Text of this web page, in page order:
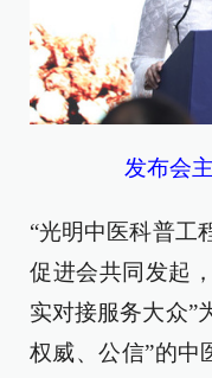
发布会
“光明中医科普工
促进会共同发起
实对接服务大众”
权威、公信”的中